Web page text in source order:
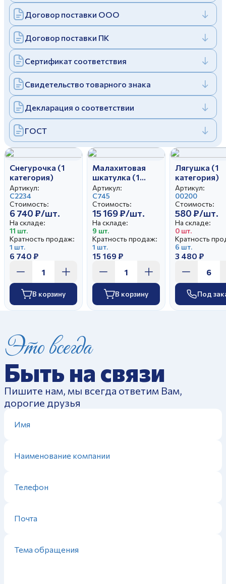
Заполняя и отправляя форму, вы соглашаетесь
cполитикой конфиденциальности
Заполняя и отправляя форму, вы соглашаетесь
cполитикой конфиденциальности
Дулевский фарфоровый завод ©
Политика конфиденциальности
Договор поставки ООО
Договор поставки ПК
Сертификат соответствия
Свидетельство товарного знака
Декларация о соответствии
ГОСТ
Снегурочка (1
категория)
Артикул:
С2234
Стоимость:
6 740 ₽/шт.
На складе:
11 шт.
Кратность продаж:
1 шт.
6 740 ₽
В корзину
Малахитовая
шкатулка (1
категория)
Артикул:
С745
Стоимость:
15 169 ₽/шт.
На складе:
9 шт.
Кратность продаж:
1 шт.
15 169 ₽
В корзину
Лягушка (1
категория)
Артикул:
00200
Стоимость:
580 ₽/шт.
На складе:
0 шт.
Кратность
6 шт.
3 480 ₽
Под
Это всегда
Быть на связи
Пишите нам, мы всегда ответим Вам,
дорогие друзья